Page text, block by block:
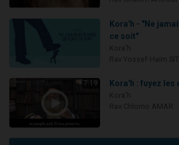
Kora'h - "Ne
ce soit"
7:19 Kora'h : fuyez les